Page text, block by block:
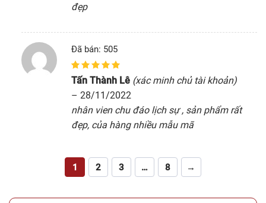
đẹp
Đã bán: 505
5trên 5 dựa
trên
1
đánh giá
Tấn Thành Lê (xác minh chủ tài khoản)
– 28/11/2022
nhân vien chu đáo lịch sự , sản phẩm rất
đẹp, của hàng nhiều mẫu mã
1 2 3 … 8 →